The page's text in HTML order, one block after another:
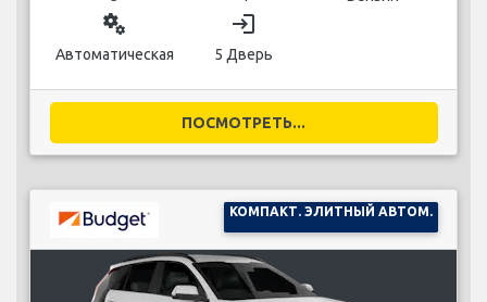
miscellaneous_services
Автоматическая
login
5 Дверь
ПОСМОТРЕТЬ...
КОМПАКТ. ЭЛИТНЫЙ АВТОМ.